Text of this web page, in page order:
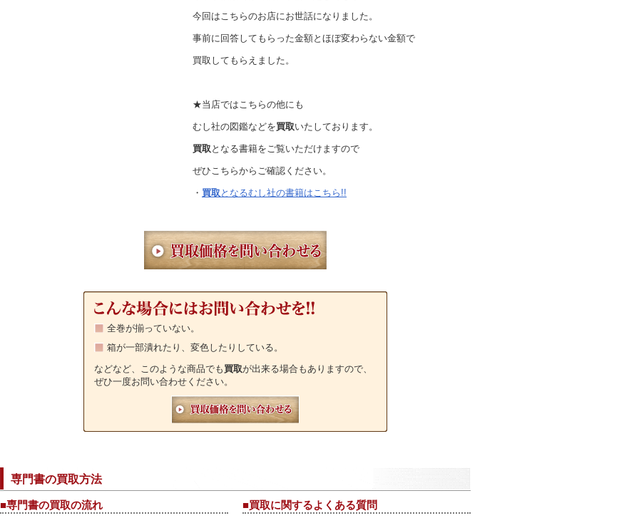
今回はこちらのお店にお世話になりました。
事前に回答してもらった金額とほぼ変わらない金額で
買取してもらえました。
★当店ではこちらの他にも
むし社の図鑑などを買取いたしております。
買取 となる書籍をご覧いただけますので
ぜひこちらからご確認ください。
・ 買取 となるむし社の書籍はこちら!!
全巻が揃っていない。
箱が一部潰れたり、変色したりしている。
などなど、このような商品でも 買取が出来る場合もありますので、
ぜひ一度お問い合わせください。
専門書の買取方法
■専門書の買取の流れ ■買取に関するよくある質問